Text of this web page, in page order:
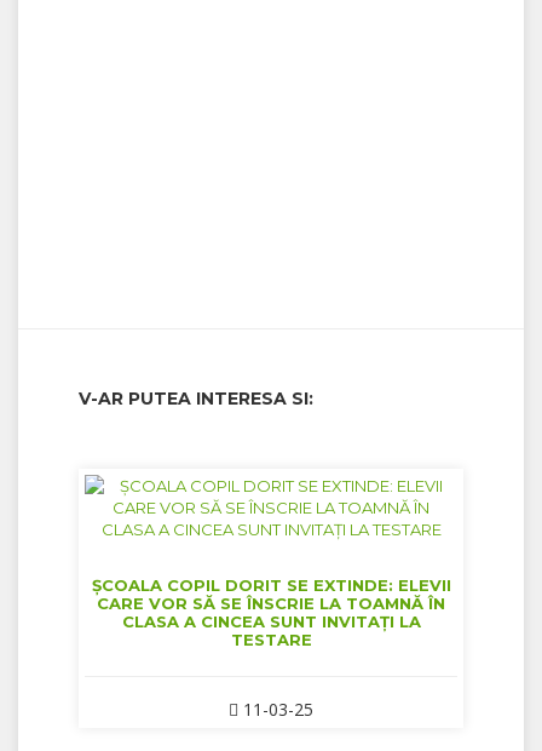
V-AR PUTEA INTERESA SI:
ȘCOALA COPIL DORIT SE EXTINDE: ELEVII
CARE VOR SĂ SE ÎNSCRIE LA TOAMNĂ ÎN
CLASA A CINCEA SUNT INVITAȚI LA
TESTARE
11-03-25